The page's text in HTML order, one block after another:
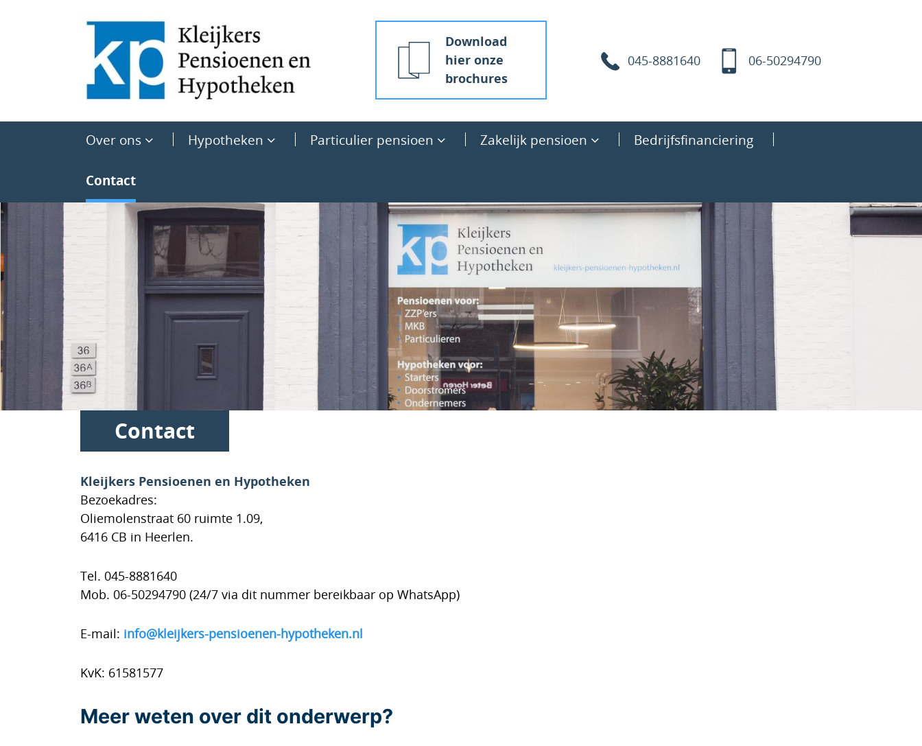
Download
hier onze
brochures
045-8881640 06-50294790
Over ons Hypotheken Particulier pensioen Zakelijk pensioen Bedrijfsfinanciering
Contact
Contact
Kleijkers Pensioenen en Hypotheken
Bezoekadres:
Oliemolenstraat 60 ruimte 1.09,
6416 CB in Heerlen.
Tel. 045-8881640
Mob. 06-50294790 (24/7 via dit nummer bereikbaar op WhatsApp)
E-mail: info@kleijkers-pensioenen-hypotheken.nl
KvK: 61581577
Meer weten over dit onderwerp?